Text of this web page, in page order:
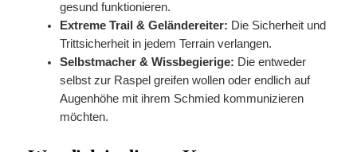
gesund funktionieren.
Extreme Trail & Geländereiter: Die Sicherheit und
Trittsicherheit in jedem Terrain verlangen.
Selbstmacher & Wissbegierige: Die entweder
selbst zur Raspel greifen wollen oder endlich auf
Augenhöhe mit ihrem Schmied kommunizieren
möchten.